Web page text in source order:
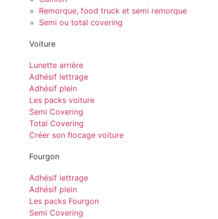
Remorque, food truck et semi remorque
Semi ou total covering
Voiture
Lunette arrière
Adhésif lettrage
Adhésif plein
Les packs voiture
Semi Covering
Total Covering
Créer son flocage voiture
Fourgon
Adhésif lettrage
Adhésif plein
Les packs Fourgon
Semi Covering